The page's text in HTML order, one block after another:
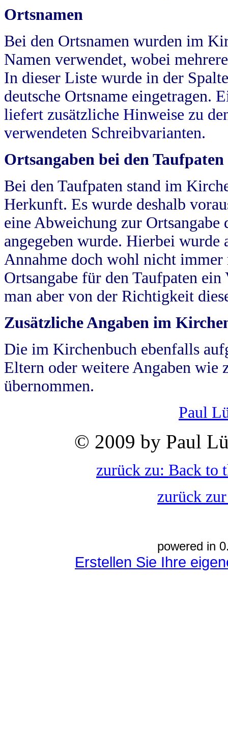
Ortsnamen
Bei den Ortsnamen wurden im
Namen verwendet, wobei
In dieser Liste wurde in der
deutsche Ortsname eingetragen.
liefert zusätzliche Hinweise zu
verwendeten Schreibvarianten.
Ortsangaben bei den Taufpaten
Bei den Taufpaten stand im
Herkunft. Es wurde deshalb
eine Abweichung zur
angegeben wurde. Hierbei wurde
Annahme doch wohl nicht
Ortsangabe für den Taufpaten
man aber von der Richtigkeit
Zusätzliche Angaben im
Die im Kirchenbuch ebenfalls
Eltern oder weitere Angaben wie
übernommen.
Paul
© 2009 by Paul
zurück zu: Back to
zurück
powered in
Erstellen Sie Ihre